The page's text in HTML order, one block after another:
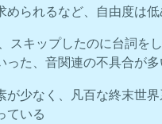
められるなど、自由度は低
スキップしたのに台詞を
った、音関連の不具合が多
が少なく、凡百な終末世
ている